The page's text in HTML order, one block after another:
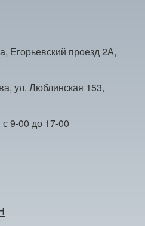
Егорьевский проезд 2А,
ул. Люблинская 153,
9-00 до 17-00